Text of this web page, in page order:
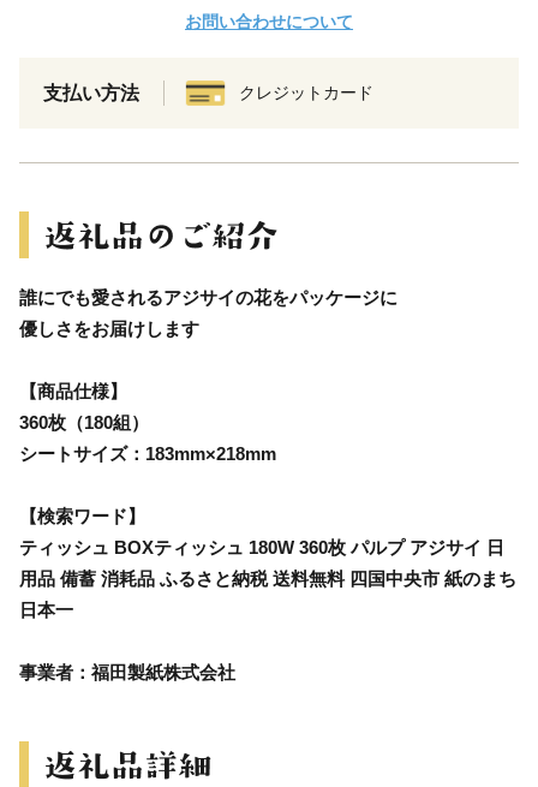
お問い合わせについて
支払い方法 クレジットカード
誰にでも愛されるアジサイの花をパッケージに
優しさをお届けします
【商品仕様】
360枚（180組）
シートサイズ：183mm×218mm
【検索ワード】
ティッシュ BOXティッシュ 180W 360枚 パルプ アジサイ 日
用品 備蓄 消耗品 ふるさと納税 送料無料 四国中央市 紙のまち
日本一
事業者：福田製紙株式会社